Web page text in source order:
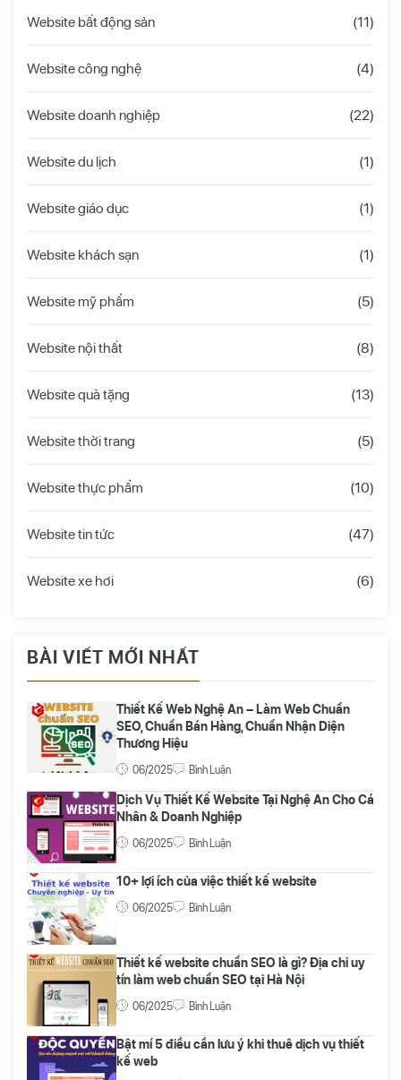
Website bất động sản (11)
Website công nghệ (4)
Website doanh nghiệp (22)
Website du lịch (1)
Website giáo dục (1)
Website khách sạn (1)
Website mỹ phẩm (5)
Website nội thất (8)
Website quà tặng (13)
Website thời trang (5)
Website thực phẩm (10)
Website tin tức (47)
Website xe hơi (6)
BÀI VIẾT MỚI NHẤT
Thiết Kế Web Nghệ An – Làm Web Chuẩn
SEO, Chuẩn Bán Hàng, Chuẩn Nhận Diện
Thương Hiệu
06/2025 Bình Luận
Dịch Vụ Thiết Kế Website Tại Nghệ An Cho Cá
Nhân & Doanh Nghiệp
06/2025 Bình Luận
10+ lợi ích của việc thiết kế website
06/2025 Bình Luận
Thiết kế website chuẩn SEO là gì? Địa chỉ uy
tín làm web chuẩn SEO tại Hà Nội
06/2025 Bình Luận
Bật mí 5 điều cần lưu ý khi thuê dịch vụ thiết
kế web